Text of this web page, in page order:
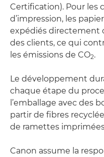
Certification). Pour les
d’impression, les
expédiés directement
des clients, ce qui
les émissions de CO2.
Le développement
chaque étape du
l’emballage avec des
partir de fibres
de ramettes
Canon assume la